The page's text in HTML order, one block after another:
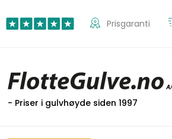
Prisgaranti
- Priser i gulvhøyde siden 1997